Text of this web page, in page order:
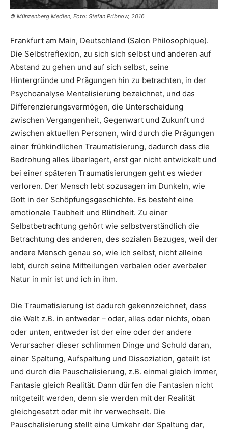
© Münzenberg Medien, Foto: Stefan Pribnow, 2016
Frankfurt am Main, Deutschland (Salon Philosophique).
Die Selbstreflexion, zu sich sich selbst und anderen auf
Abstand zu gehen und auf sich selbst, seine
Hintergründe und Prägungen hin zu betrachten, in der
Psychoanalyse Mentalisierung bezeichnet, und das
Differenzierungsvermögen, die Unterscheidung
zwischen Vergangenheit, Gegenwart und Zukunft und
zwischen aktuellen Personen, wird durch die Prägungen
einer frühkindlichen Traumatisierung, dadurch dass die
Bedrohung alles überlagert, erst gar nicht entwickelt und
bei einer späteren Traumatisierungen geht es wieder
verloren. Der Mensch lebt sozusagen im Dunkeln, wie
Gott in der Schöpfungsgeschichte. Es besteht eine
emotionale Taubheit und Blindheit. Zu einer
Selbstbetrachtung gehört wie selbstverständlich die
Betrachtung des anderen, des sozialen Bezuges, weil der
andere Mensch genau so, wie ich selbst, nicht alleine
lebt, durch seine Mitteilungen verbalen oder averbaler
Natur in mir ist und ich in ihm.
Die Traumatisierung ist dadurch gekennzeichnet, dass
die Welt z.B. in entweder – oder, alles oder nichts, oben
oder unten, entweder ist der eine oder der andere
Verursacher dieser schlimmen Dinge und Schuld daran,
einer Spaltung, Aufspaltung und Dissoziation, geteilt ist
und durch die Pauschalisierung, z.B. einmal gleich immer,
Fantasie gleich Realität. Dann dürfen die Fantasien nicht
mitgeteilt werden, denn sie werden mit der Realität
gleichgesetzt oder mit ihr verwechselt. Die
Pauschalisierung stellt eine Umkehr der Spaltung dar,